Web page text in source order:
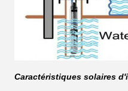
Caractéristiques solaires